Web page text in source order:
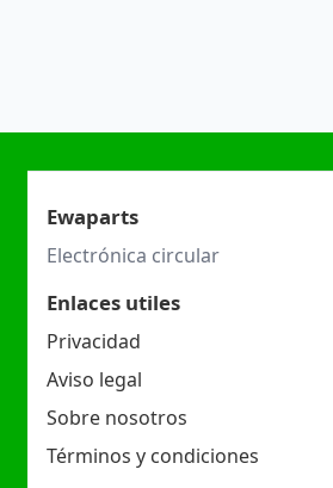
Ewaparts
Electrónica circular
Enlaces utiles
Privacidad
Aviso legal
Sobre nosotros
Términos y condiciones